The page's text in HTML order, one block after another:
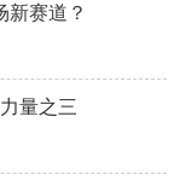
新赛道？
量之三